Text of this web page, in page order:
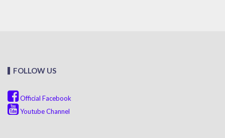
FOLLOW US
Official Facebook
Youtube Channel